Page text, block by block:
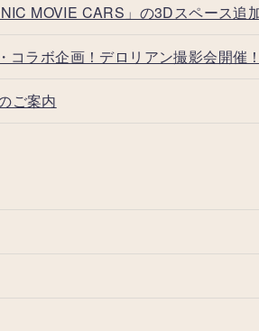
MOVIE CARS」の3Dスペース追
コラボ企画！デロリアン撮影会開催
ご案内